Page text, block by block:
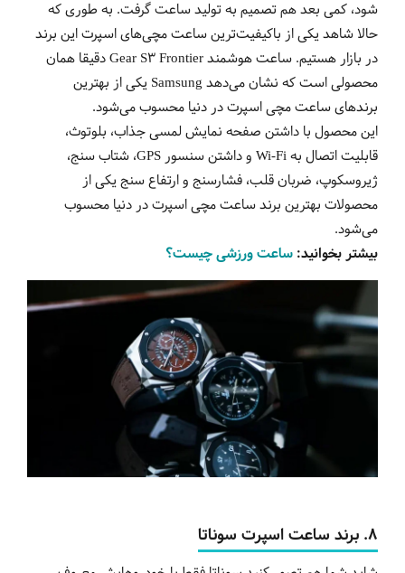
شود، کمی بعد هم تصمیم به تولید ساعت گرفت. به طوری که
حالا شاهد یکی از باکیفیت‌ترین ساعت مچی‌های اسپرت این برند
در بازار هستیم. ساعت هوشمند Gear S3 Frontier دقیقا همان
محصولی است که نشان می‌دهد Samsung یکی از بهترین
برندهای ساعت مچی اسپرت در دنیا محسوب می‌شود.
این محصول با داشتن صفحه نمایش لمسی جذاب، بلوتوث،
قابلیت اتصال به Wi-Fi و داشتن سنسور GPS، شتاب سنج،
ژیروسکوپ، ضربان قلب، فشارسنج و ارتفاع سنج یکی از
محصولات بهترین برند ساعت مچی اسپرت در دنیا محسوب
می‌شود.
بیشتر بخوانید: ساعت ورزشی چیست؟
8. برند ساعتاسپرت سوناتا